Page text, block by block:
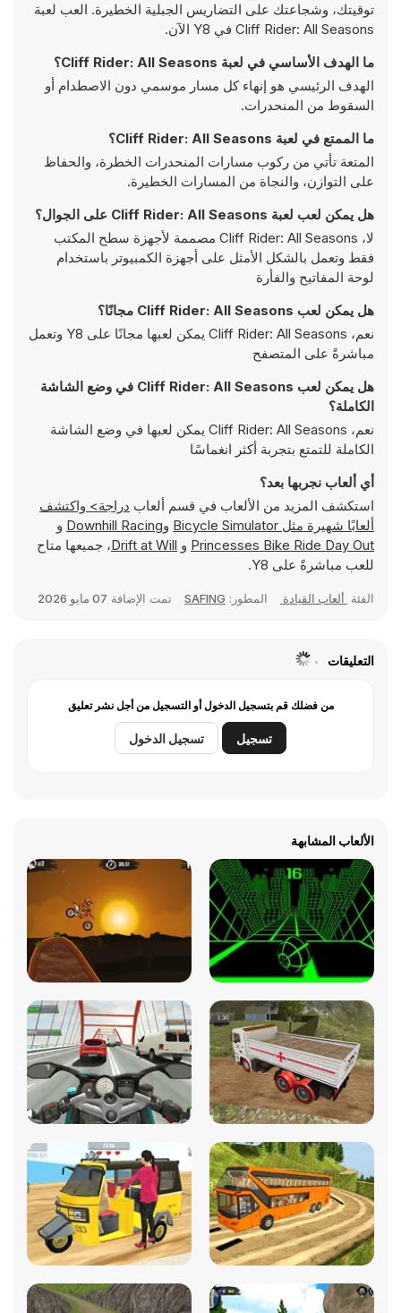
توقيتك، وشجاعتك على التضاريس الجبلية الخطيرة. العب لعبة
Cliff Rider: All Seasons في Y8 الآن.
ما الهدف الأساسي في لعبة Cliff Rider: All Seasons؟
الهدف الرئيسي هو إنهاء كل مسار موسمي دون الاصطدام أو
السقوط من المنحدرات.
ما الممتع في لعبة Cliff Rider: All Seasons؟
المتعة تأتي من ركوب مسارات المنحدرات الخطرة، والحفاظ
على التوازن، والنجاة من المسارات الخطيرة.
هل يمكن لعب لعبة Cliff Rider: All Seasons على الجوال؟
لا، Cliff Rider: All Seasons مصممة لأجهزة سطح المكتب
فقط وتعمل بالشكل الأمثل على أجهزة الكمبيوتر باستخدام
لوحة المفاتيح والفأرة
هل يمكن لعب Cliff Rider: All Seasons مجانًا؟
نعم، Cliff Rider: All Seasons يمكن لعبها مجانًا على Y8 وتعمل
مباشرةً على المتصفح
هل يمكن لعب Cliff Rider: All Seasons في وضع الشاشة
الكاملة؟
نعم، Cliff Rider: All Seasons يمكن لعبها في وضع الشاشة
الكاملة للتمتع بتجربة أكثر انغماسًا
أي ألعاب نجربها بعد؟
استكشف المزيد من الألعاب في قسم ألعاب
دراجة> واكتشف
ألعابًا شهيرة مثل Bicycle Simulator وDownhill Racing و
Princesses Bike Ride Day Out و Drift at Will، جميعها متاح
للعب مباشرةً على Y8.
الفئة ألعاب القيادة المطور: SAFING تمت الإضافة 07 مايو 2026
التعليقات
من فضلك قم بتسجيل الدخول أو التسجيل من أجل نشر تعليق
تسجيل تسجيل الدخول
الألعاب المشابهة